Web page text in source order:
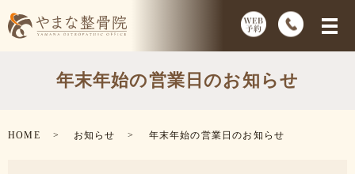
年末年始の営業日のお知らせ
HOME お知らせ 年末年始の営業日のお知らせ